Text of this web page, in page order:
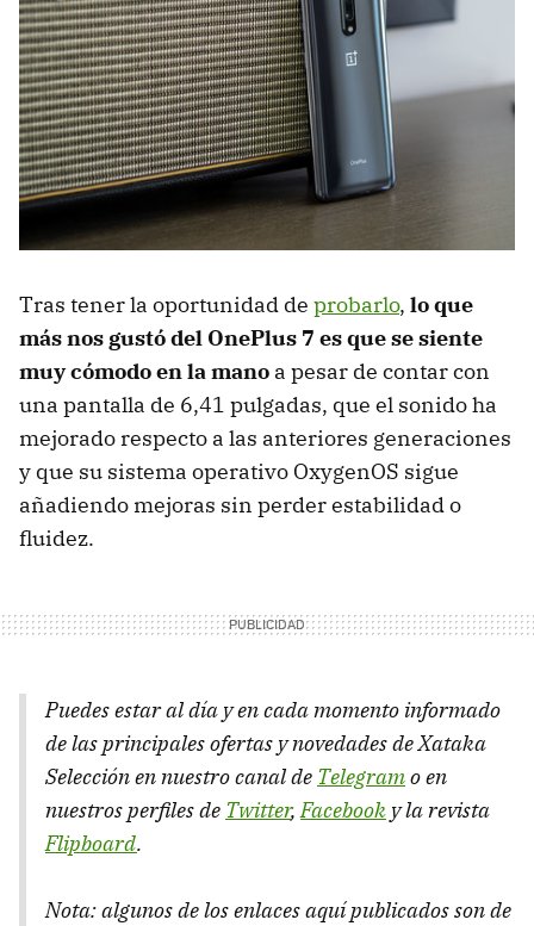
Tras tener la oportunidad de probarlo, lo que
más nos gustó del OnePlus 7 es que se siente
muy cómodo en la mano a pesar de contar con
una pantalla de 6,41 pulgadas, que el sonido ha
mejorado respecto a las anteriores generaciones
y que su sistema operativo OxygenOS sigue
añadiendo mejoras sin perder estabilidad o
fluidez.
Puedes estar al día y en cada momento informado
de las principales ofertas y novedades de Xataka
Selección en nuestro canal de Telegramo en
nuestros perfiles de Twitter,Facebook y la revista
Flipboard.
Nota: algunos de los enlaces aquí publicados son de